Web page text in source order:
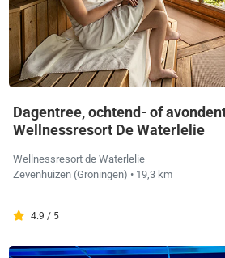
Dagentree, ochtend- of
Wellnessresort De Waterlelie
Wellnessresort de Waterlelie
Zevenhuizen (Groningen) • 19,3 km
4.9 / 5